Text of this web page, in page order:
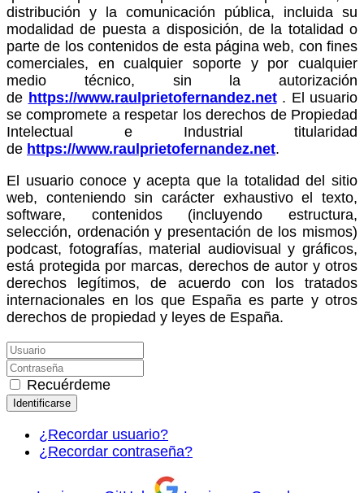
distribución y la comunicación pública, incluida su
modalidad de puesta a disposición, de la totalidad o
parte de los contenidos de esta página web, con fines
comerciales, en cualquier soporte y por cualquier
medio técnico, sin la autorización
de https://www.raulprietofernandez.net . El usuario
se compromete a respetar los derechos de Propiedad
Intelectual e Industrial titularidad
de https://www.raulprietofernandez.net.
El usuario conoce y acepta que la totalidad del sitio
web, conteniendo sin carácter exhaustivo el texto,
software, contenidos (incluyendo estructura,
selección, ordenación y presentación de los mismos)
podcast, fotografías, material audiovisual y gráficos,
está protegida por marcas, derechos de autor y otros
derechos legítimos, de acuerdo con los tratados
internacionales en los que España es parte y otros
derechos de propiedad y leyes de España.
Recuérdeme
Identificarse
¿Recordar usuario?
¿Recordar contraseña?